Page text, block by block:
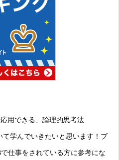
用できる、論理的思考法
て学んでいきたいと思います！ブ
仕事をされている方に参考にな